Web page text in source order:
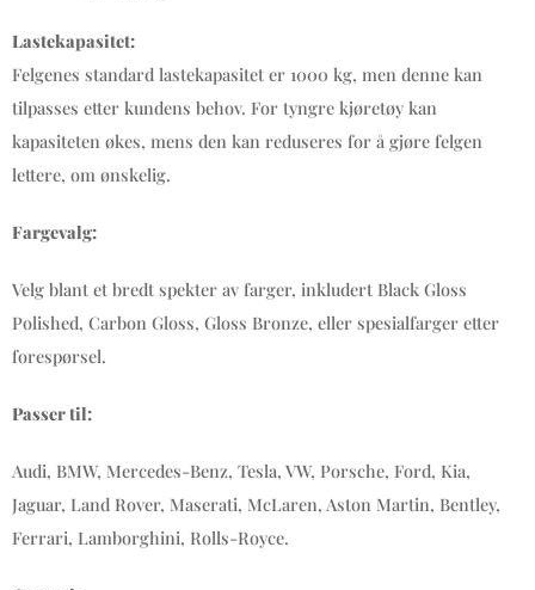
Lastekapasitet:
Felgenes standard lastekapasitet er 1000 kg, men denne kan
tilpasses etter kundens behov. For tyngre kjøretøy kan
kapasiteten økes, mens den kan reduseres for å gjøre felgen
lettere, om ønskelig.
Fargevalg:
Velg blant et bredt spekter av farger, inkludert Black Gloss
Polished, Carbon Gloss, Gloss Bronze, eller spesialfarger etter
forespørsel.
Passer til:
Audi, BMW, Mercedes-Benz, Tesla, VW, Porsche, Ford, Kia,
Jaguar, Land Rover, Maserati, McLaren, Aston Martin, Bentley,
Ferrari, Lamborghini, Rolls-Royce.